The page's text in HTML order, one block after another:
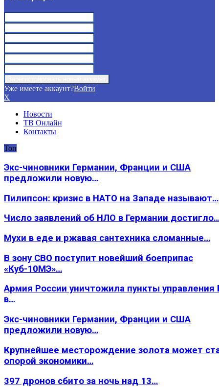
Уже имеете аккаунт?Войти
X
Новости
ТВ Онлайн
Контакты
Топ
Экс-чиновники Германии, Франции и США
предложили новую…
Пилипсон: кризис в НАТО на Западе называют…
Число заявлений об НЛО в Германии
Мухи в еде и ржавая сантехника сломанные…
В зону СВО поступит новейший боеприпас
«Куб-10МЭ»…
Армия России уничтожила пункты
в…
Экс-чиновники Германии, Франции и США
предложили новую…
Крупнейшее месторождение золота может
опорой экономики…
397 дронов сбито за ночь над 13…